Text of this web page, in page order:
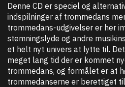
Denne CD er speciel og
indspilninger af trommedans
trommedans-udgivelser er her
stemningslyde og andre
et helt nyt univers at lytte til.
meget lang tid der er kommet
trommedans, og formålet er at
trommedanserne er berettiget